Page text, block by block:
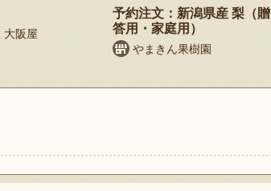
大阪屋
予約注文：新潟県産 梨（贈
答用・家庭用）
やまきん果樹園